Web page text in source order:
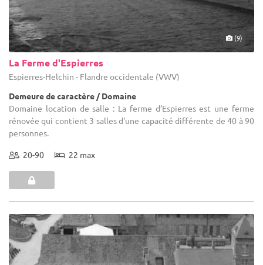
(9)
La Ferme d'Espierres
Espierres-Helchin - Flandre occidentale (VWV)
Demeure de caractère / Domaine
Domaine location de salle : La ferme d’Espierres est une ferme
rénovée qui contient 3 salles d'une capacité différente de 40 à 90
personnes.
20-90 22 max